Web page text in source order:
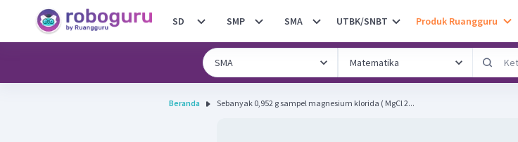
SD SMP SMA UTBK/SNBT Produk Ruangguru
Beranda Sebanyak 0,952 g sampel magnesium klorida ( MgCl 2...